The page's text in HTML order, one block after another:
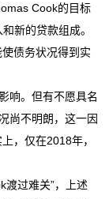
Cook的目标
新的贷款组成。
债务状况得到实
响。但有不愿具名
尚不明朗，这一因
，仅在2018年，
渡过难关”，上述